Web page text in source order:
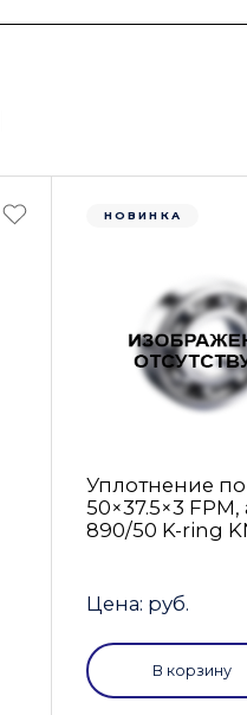
НОВИНКА
Уплотнение
50×37.5×3 FРM,
890/50 K-ring
Цена: руб.
В корзину